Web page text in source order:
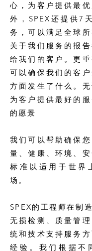
心，为客户提供最
外，SPEX还提供7
务，可以满足全球
关于我们服务的报
给我们的客户。更
可以确保我们的客
方面发生了什么。无
为客户提供最好的
的愿景
我们可以帮助确保
量、健康、环境、
标准以适用于世界
场。
SPEX的工程师在制
无损检测、质量管
统和技术支持服务
经验。我们根据不